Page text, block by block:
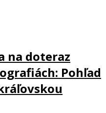
na doteraz
Pohľad